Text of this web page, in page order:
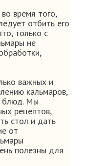
время того,
отбить его
только с
не
важных и
кальмаров,
блюд. Мы
рецептов,
стол и дать
от
полезны для